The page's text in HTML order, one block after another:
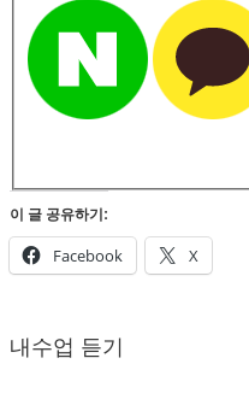
이 글 공유하기:
Facebook X
02-
내수업 듣기